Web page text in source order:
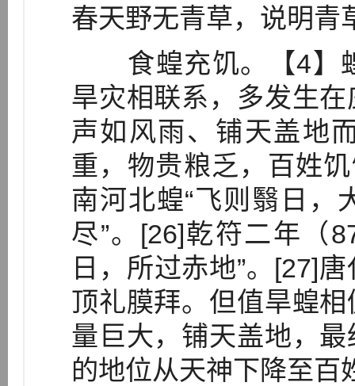
春天野无青草，说明青
食蝗充饥。【4】
旱灾相联系，多发生
声如风雨、铺天盖地
重，物贵粮乏，百姓
南河北蝗“飞则翳日，
尽”。[26]乾符二年（
日，所过赤地”。[27]
顶礼膜拜。但值旱蝗
量巨大，铺天盖地，
的地位从天神下降至百